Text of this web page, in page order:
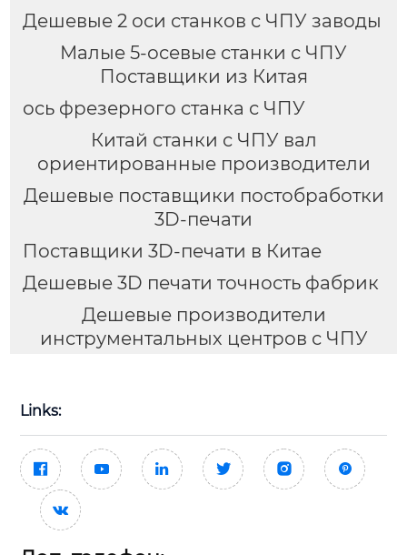
Дешевые 2 оси станков с ЧПУ заводы
Малые 5-осевые станки с ЧПУ
Поставщики из Китая
ось фрезерного станка с ЧПУ
Китай станки с ЧПУ вал
ориентированные производители
Дешевые поставщики постобработки
3D-печати
Поставщики 3D-печати в Китае
Дешевые 3D печати точность фабрик
Дешевые производители
инструментальных центров с ЧПУ
Links:
     
